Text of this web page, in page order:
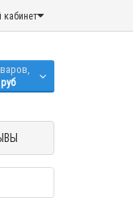
кабинет